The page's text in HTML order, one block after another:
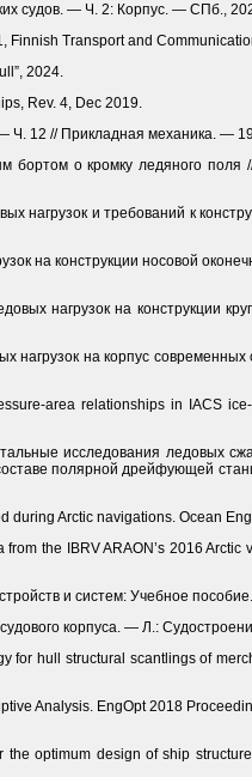
судов. — Ч. 2: Корпус. — СПб.,
Transport and
2024.
Rev. 4, Dec 2019.
— Ч. 12 // Прикладная механика.
бортом о кромку ледяного
и требований к
на конструкции носовой
нагрузок на конструкции
на корпус современных
area relationships in IACS
исследования ледовых
полярной дрейфующей
during Arctic navigations. Ocean
the IBRV ARAON’s 2016 Arctic
и систем: Учебное
корпуса. — Л.:
for hull structural scantlings of
Analysis. EngOpt 2018
optimum design of ship